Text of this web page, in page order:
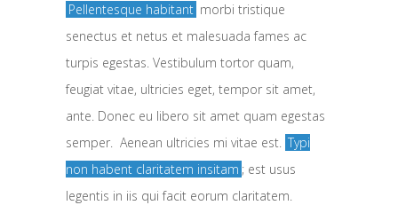
Pellentesque habitant morbi tristique
senectus et netus et malesuada fames ac
turpis egestas. Vestibulum tortor quam,
feugiat vitae, ultricies eget, tempor sit amet,
ante. Donec eu libero sit amet quam egestas
semper. Aenean ultricies mi vitae est. Typi
non habent claritatem insitam ; est usus
legentis in iis qui facit eorum claritatem.